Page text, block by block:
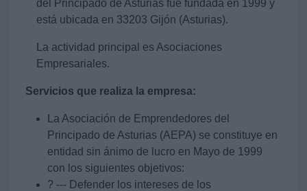
del Principado de Asturias fue fundada en 1999 y
está ubicada en 33203 Gijón (Asturias).
La actividad principal es Asociaciones
Empresariales.
Servicios que realiza la empresa:
La Asociación de Emprendedores del
Principado de Asturias (AEPA) se constituye en
entidad sin ánimo de lucro en Mayo de 1999
con los siguientes objetivos:
? --- Defender los intereses de los